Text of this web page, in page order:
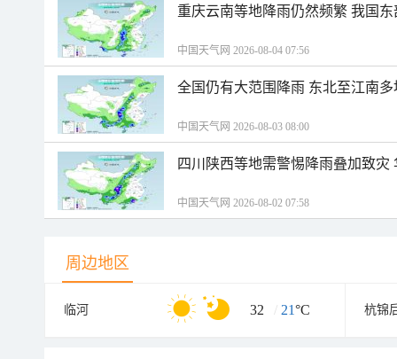
重庆云南等地降雨仍然频繁 我国
中国天气网 2026-08-04 07:56
全国仍有大范围降雨 东北至江南
中国天气网 2026-08-03 08:00
四川陕西等地需警惕降雨叠加致
中国天气网 2026-08-02 07:58
周边地区
临河 32 / 21°C 杭锦